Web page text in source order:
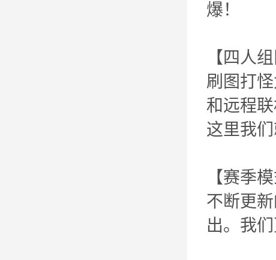
爆！
【四人
刷图打
和远程
这里我
【赛季
不断更
出。我们